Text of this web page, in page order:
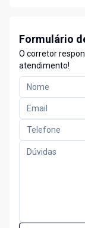
Formulário
O corretor
atendimento!